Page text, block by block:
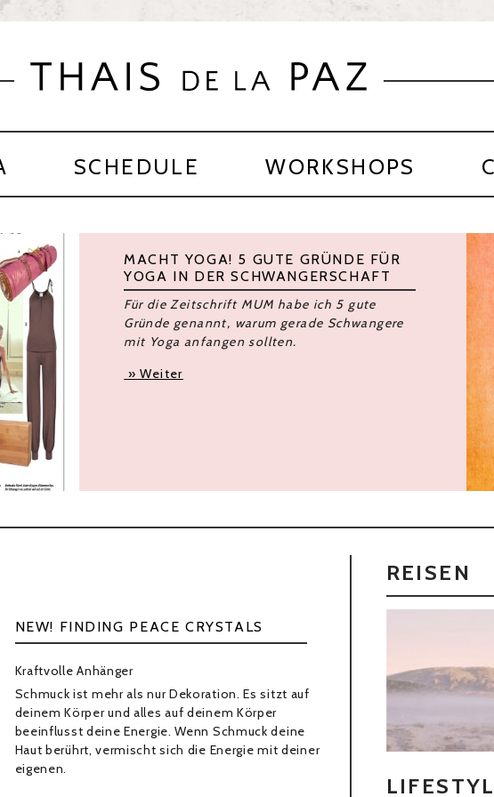
SCHEDULE WORKSHOPS
We are all about to go on a
are the ones we have been waiting
You have been telling the people,
That this is the eleventh hour.
Now, you must go and tell the people,
NEW! FINDING PEACE CRYSTALS
Kraftvolle Anhänger
Schmuck ist mehr als nur Dekoration. Es sitzt auf
deinem Körper und alles auf deinem Körper
beeinflusst deine Energie. Wenn Schmuck deine
Haut berührt, vermischt sich die Energie mit deiner
eigenen.
REISEN